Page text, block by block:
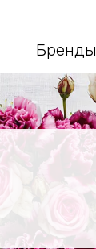
Бренды